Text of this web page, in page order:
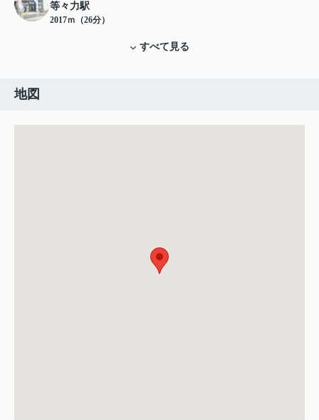
等々力駅
2017ｍ（26分）
すべて見る
地図